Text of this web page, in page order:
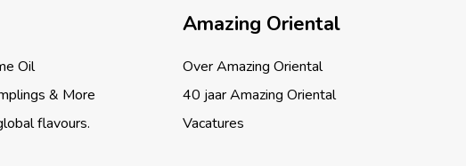
Oil
& More
flavours.
Amazing Oriental
Over Amazing Oriental
40 jaar Amazing Oriental
Vacatures